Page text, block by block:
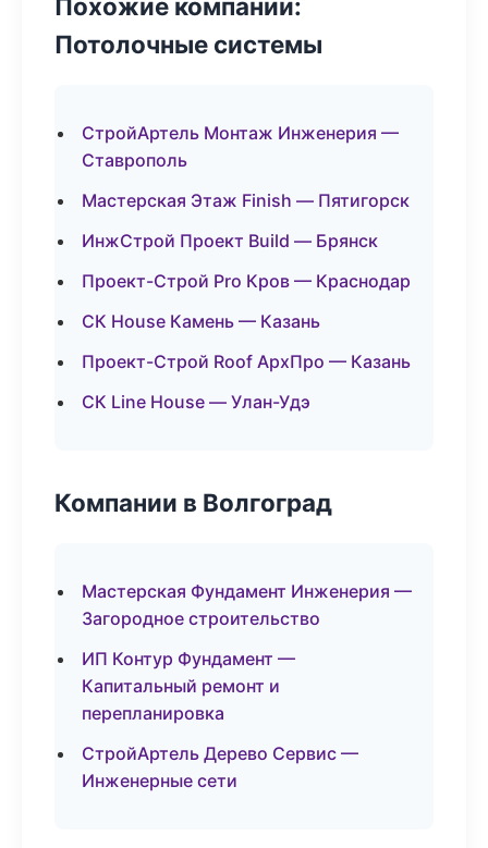
Похожие компании:
Потолочные системы
СтройАртель Монтаж Инженерия —
Ставрополь
Мастерская Этаж Finish — Пятигорск
ИнжСтрой Проект Build — Брянск
Проект-Строй Pro Кров — Краснодар
СК House Камень — Казань
Проект-Строй Roof АрхПро — Казань
СК Line House — Улан-Удэ
Компании в Волгоград
Мастерская Фундамент Инженерия —
Загородное строительство
ИП Контур Фундамент —
Капитальный ремонт и
перепланировка
СтройАртель Дерево Сервис —
Инженерные сети